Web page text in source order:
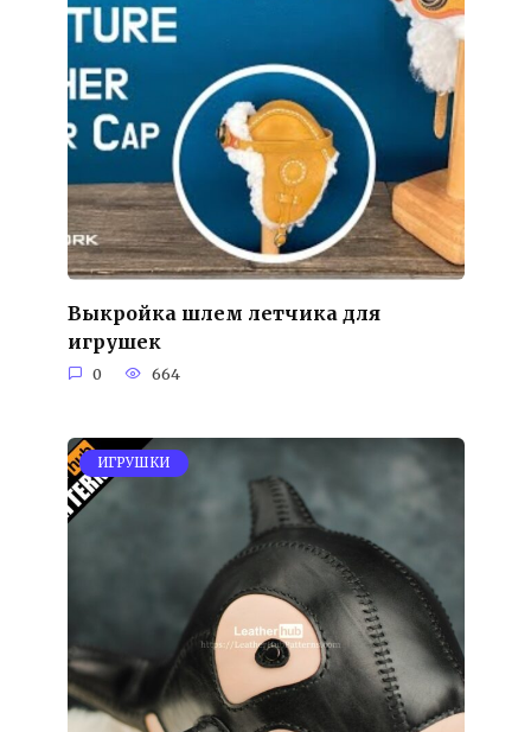
Выкройка шлем летчика для
игрушек
0 664
ИГРУШКИ